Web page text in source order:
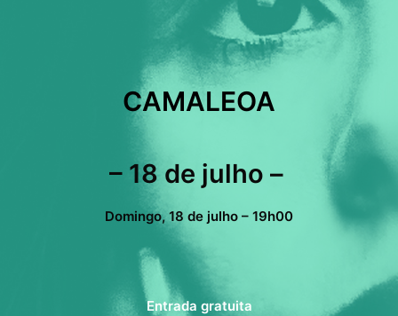
CAMALEOA
– 18 de julho –
Domingo, 18 de julho – 19h00
Entrada gratuita